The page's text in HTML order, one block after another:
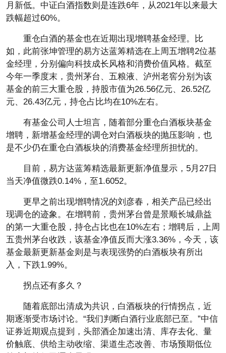
月新低。中证白酒指数则是连跌6年，从2021年以来最大
跌幅超过60%。
重仓白酒的基金也在近期出现增聘基金经理。比
如，此前张坤管理的易方达蓝筹精选在上周五增聘2位基
金经理，分别偏向科技成长风格和消费价值风格。截至
今年一季度末，贵州茅台、五粮液、泸州老窖分别为该
基金的前三大重仓股，持股市值为26.56亿元、26.52亿
元、26.43亿元，持仓占比均在10%左右。
有基金公司人士坦言，随着部分重仓白酒板块基金
增聘，新增基金经理的调仓对白酒板块的抛压影响，也
是不少仍在重仓白酒板块的消费基金经理所担忧的。
目前，易方达蓝筹精选最新更新净值显示，5月27日
当天净值微跌0.14%，至1.6052。
更早之前出现增聘情况的刘彦春，相关产品已经出
现调仓的迹象。在增聘前，贵州茅台曾是景顺长城鼎益
的第一大重仓股，持仓占比也在10%左右；增聘后，上周
五贵州茅台收跌，该基金净值反而大涨3.36%，今天，该
基金最新更新基金则是与表现强势的白酒板块有所出
入，下跌1.99%。
拐点还有多久？
随着底部出清成为共识，白酒板块的行情拐点，近
期逐渐受市场讨论。“我们判断白酒行业底部已至。”中信
证券近期观点提到，头部酒企加速出清、库存去化、量
价触底、供给主动收缩、渠道生态改善、市场预期低位